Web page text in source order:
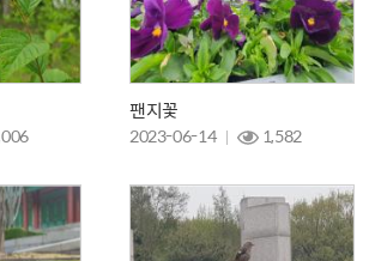
팬지꽃
2023-06-14
1,582